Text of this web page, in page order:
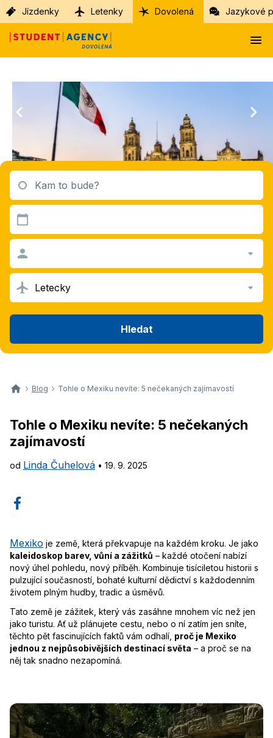
Jízdenky Letenky Dovolená Jazykové
Kam to bude?
Letecky
Hledat
Blog Tohle o Mexiku nevíte: 5 nečekaných zajímavostí
Tohle o Mexiku nevíte: 5 nečekaných
zajímavostí
od Linda Čuhelová • 19. 9. 2025
Mexiko je země, která překvapuje na každém kroku. Je jako
kaleidoskop barev, vůní a zážitků – každé otočení nabízí
nový úhel pohledu, nový příběh. Kombinuje tisíciletou historii s
pulzující současností, bohaté kulturní dědictví s každodenním
životem plným hudby, tradic a úsměvů.
Tato země je zážitek, který vás zasáhne mnohem víc než jen
jako turistu. Ať už plánujete cestu, nebo o ní zatím jen sníte,
těchto pět fascinujících faktů vám odhalí, proč je Mexiko
jednou z nejpůsobivějších destinací světa – a proč se na
něj tak snadno nezapomíná.